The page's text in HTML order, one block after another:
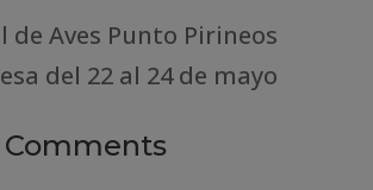
de Aves Punto Pirineos
del 22 al 24 de mayo
Comments